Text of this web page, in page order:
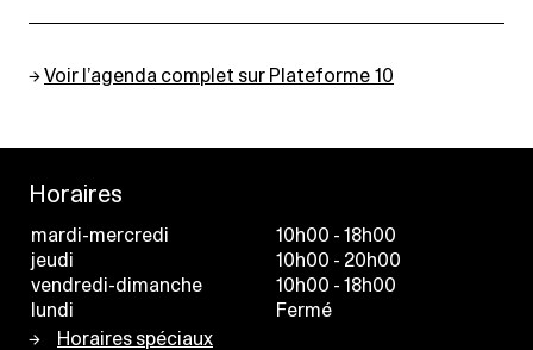
→Voir l’agenda complet sur Plateforme 10
Horaires
mardi-mercredi
10h00 - 18h00
jeudi
10h00 - 20h00
vendredi-dimanche
10h00 - 18h00
lundi
Fermé
Horaires spéciaux